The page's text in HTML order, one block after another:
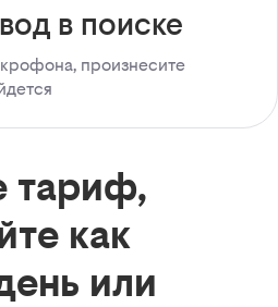
в поиске
произнесите
тариф,
как
или